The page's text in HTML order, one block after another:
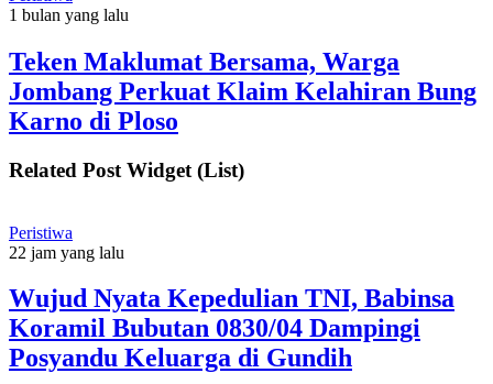
1 bulan yang lalu
Teken Maklumat Bersama, Warga
Jombang Perkuat Klaim Kelahiran Bung
Karno di Ploso
Related Post Widget (List)
Peristiwa
22 jam yang lalu
Wujud Nyata Kepedulian TNI, Babinsa
Koramil Bubutan 0830/04 Dampingi
Posyandu Keluarga di Gundih